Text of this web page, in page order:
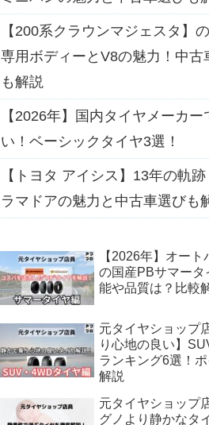
【200系クラウンマジェスタ】
専用ボディーとV8の魅力！中古
も解説
【2026年】国内タイヤメーカー
い！ベーシックタイヤ3選！
【トヨタ アイシス】13年の軌跡
ラマドアの魅力と中古車選びも
【2026年】オート
の国産PBサマータ
能や品質は？比較
元タイヤショップ
り心地の良い】
ランキング6選！ポ
解説
元タイヤショップ
グノより静かなタ